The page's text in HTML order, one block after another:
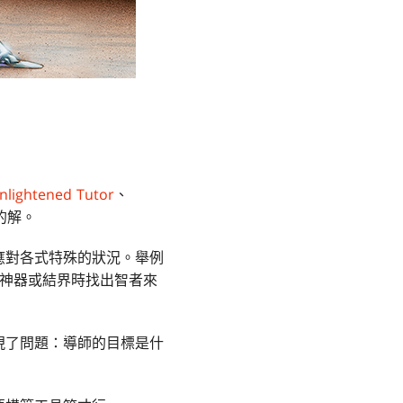
Tutor 、
。
各式特殊的狀況。舉例
器或結界時找出智者來
問題：導師的目標是什